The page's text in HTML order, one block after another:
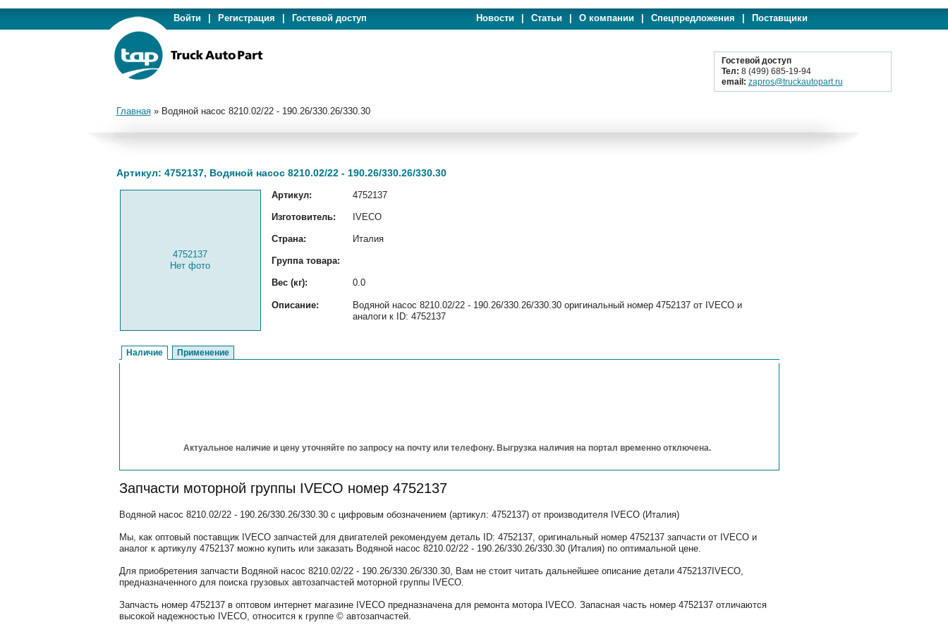
Войти Регистрация Гостевой доступ Новости Статьи О компании Спецпредложения Поставщики
Гостевой доступ
Тел: 8 (499) 685-19-94
email: zapros@truckautopart.ru
Главная» Водяной насос 8210.02/22 - 190.26/330.26/330.30
Артикул: 4752137, Водяной насос 8210.02/22 - 190.26/330.26/330.30
4752137
Нет фото
Артикул: 4752137
Изготовитель: IVECO
Страна: Италия
Группа товара:
Вес (кг): 0.0
Описание:
Водяной насос 8210.02/22 - 190.26/330.26/330.30 оригинальный номер 4752137 от IVECO и
аналоги к ID: 4752137
Наличие Применение
Актуальное наличие и цену уточняйте по запросу на почту или телефону. Выгрузка наличия на портал временно отключена.
Запчасти моторной группы IVECO номер 4752137
Водяной насос 8210.02/22 - 190.26/330.26/330.30 с цифровым обозначением (артикул: 4752137) от производителя IVECO (Италия)
Мы, как оптовый поставщик IVECO запчастей для двигателей рекомендуем деталь ID: 4752137, оригинальный номер 4752137 запчасти от IVECO и
аналог к артикулу 4752137 можно купить или заказать Водяной насос 8210.02/22 - 190.26/330.26/330.30 (Италия) по оптимальной цене.
Для приобретения запчасти Водяной насос 8210.02/22 - 190.26/330.26/330.30, Вам не стоит читать дальнейшее описание детали 4752137IVECO,
предназначенного для поиска грузовых автозапчастей моторной группы IVECO.
Запчасть номер 4752137 в оптовом интернет магазине IVECO предназначена для ремонта мотора IVECO. Запасная часть номер 4752137 отличаются
высокой надежностью IVECO, относится к группе © автозапчастей.